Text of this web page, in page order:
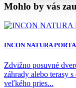
Mohlo by vás
INCON NATURA
Zdvižno posuvné
záhrady alebo terasy
veľkého pries...